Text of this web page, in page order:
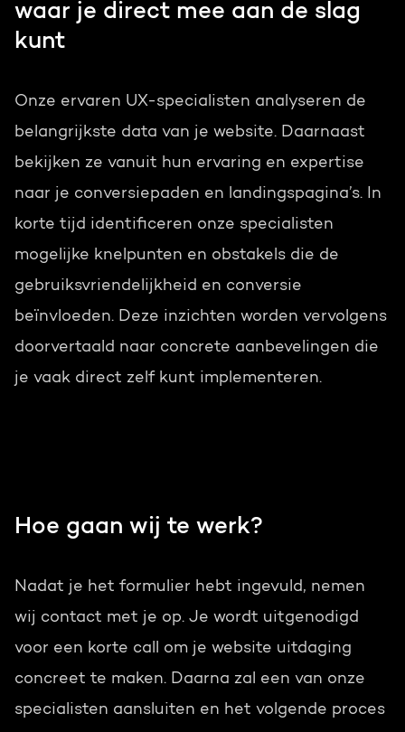
Growth-driven design
waar je direct mee aan de slag
kunt
Onze ervaren UX-specialisten analyseren de
belangrijkste data van je website. Daarnaast
bekijken ze vanuit hun ervaring en expertise
naar je conversiepaden en landingspagina’s. In
korte tijd identificeren onze specialisten
mogelijke knelpunten en obstakels die de
gebruiksvriendelijkheid en conversie
beïnvloeden. Deze inzichten worden vervolgens
doorvertaald naar concrete aanbevelingen die
je vaak direct zelf kunt implementeren.
Hoe gaan wij te werk?
Nadat je het formulier hebt ingevuld, nemen
wij contact met je op. Je wordt uitgenodigd
voor een korte call om je website uitdaging
concreet te maken. Daarna zal een van onze
specialisten aansluiten en het volgende proces